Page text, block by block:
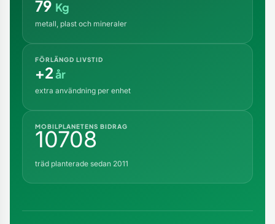
79 Kg
metall, plast och mineraler
FÖRLÄNGD LIVSTID
+2år
extra användning per enhet
MOBILPLANETENS BIDRAG
10708
träd planterade sedan 2011